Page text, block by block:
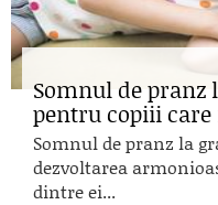
Somnul de
pentru copiii
Somnul de pranz la
dezvoltarea
dintre ei...